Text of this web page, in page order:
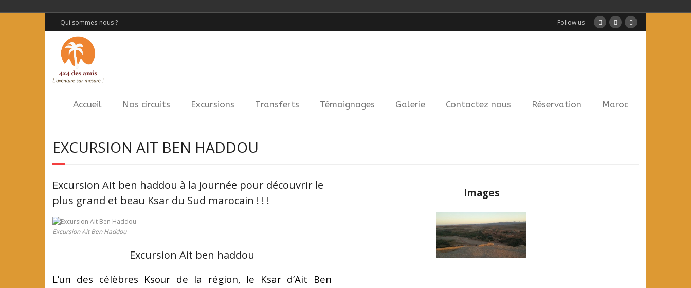
Qui sommes-nous ? Follow us
Accueil Nos circuits Excursions Transferts Témoignages Galerie Contactez nous Réservation Maroc
EXCURSION AIT BEN HADDOU
Excursion Ait ben haddou à la journée pour découvrir le
plus grand et beau Ksar du Sud marocain ! ! !
Excursion Ait Ben Haddou
Excursion Ait ben haddou
L’un des célèbres Ksour de la région, le Ksar d’Ait Ben
Images